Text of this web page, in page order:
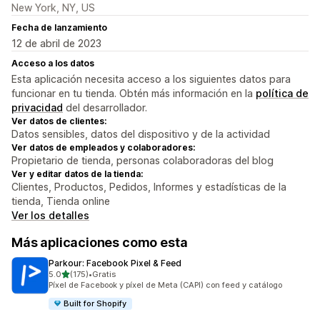
New York, NY, US
Fecha de lanzamiento
12 de abril de 2023
Acceso a los datos
Esta aplicación necesita acceso a los siguientes datos para
funcionar en tu tienda. Obtén más información en la política de
privacidad del desarrollador.
Ver datos de clientes:
Datos sensibles, datos del dispositivo y de la actividad
Ver datos de empleados y colaboradores:
Propietario de tienda, personas colaboradoras del blog
Ver y editar datos de la tienda:
Clientes, Productos, Pedidos, Informes y estadísticas de la
tienda, Tienda online
Ver los detalles
Más aplicaciones como esta
Parkour: Facebook Pixel & Feed
5.0de 5 estrellas
(175)
175 reseñas en total
•Gratis
Píxel de Facebook y píxel de Meta (CAPI) con feed y catálogo
Built for Shopify